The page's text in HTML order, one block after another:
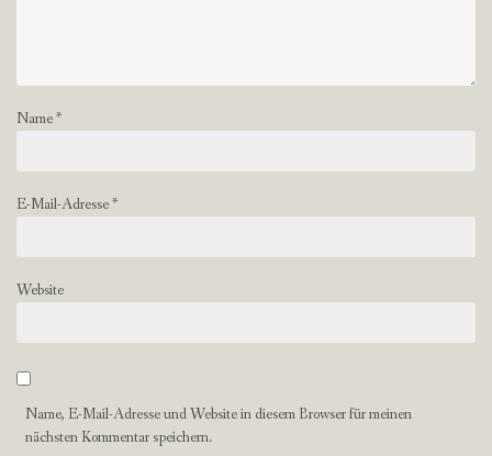
Name*
E-Mail-Adresse*
Website
Name, E-Mail-Adresse und Website in diesem Browser für meinen
nächsten Kommentar speichern.